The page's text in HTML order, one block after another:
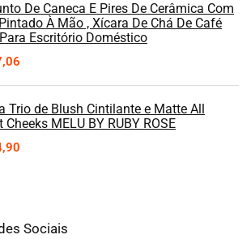
De Caneca E Pires De Cerâmica Com
À Mão , Xícara De Chá De Café
Escritório Doméstico
Trio de Blush Cintilante e Matte All
Cheeks MELU BY RUBY ROSE
Sociais